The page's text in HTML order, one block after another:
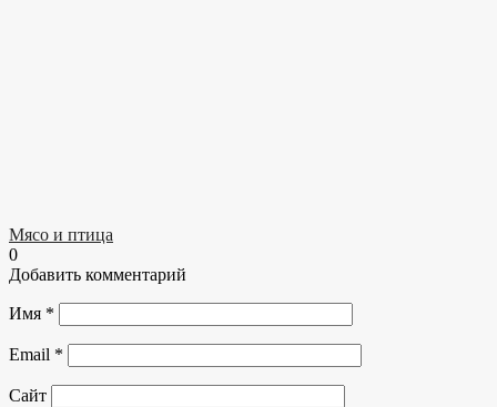
Мясо и птица
0
Добавить комментарий
Имя *
Email *
Сайт